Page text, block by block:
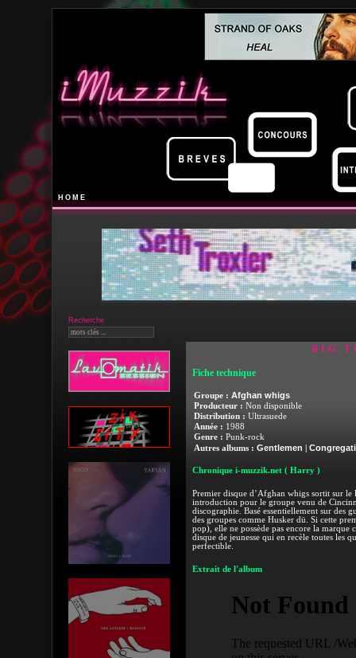
HOME
Recherche
BIG
Fiche technique
Groupe : Afghan whigs
Producteur : Non disponible
Distribution : Ultrasuede
Année : 1988
Genre : Punk-rock
Autres albums : Gentlemen
Chronique i-muzzik.net ( Harry )
Premier disque d’Afghan whigs sortit sur
introduction pour le groupe venu de
discographie. Basé essentiellement sur des
des groupes comme Husker dü. Si cette
pop), elle ne possède pas encore la
disque de jeunesse qui en recèle toutes les
perfectible.
Extrait de l'album